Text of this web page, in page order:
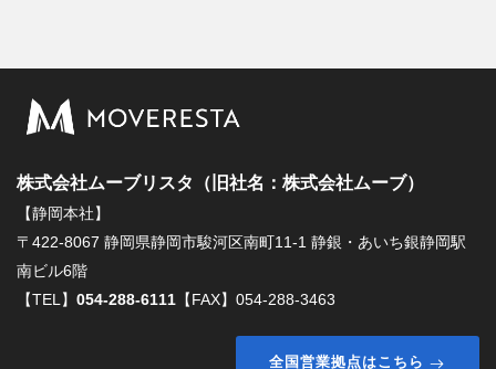
株式会社ムーブリスタ（旧社名：株式会社ムーブ）
【静岡本社】
〒422-8067 静岡県静岡市駿河区南町11-1 静銀・あいち銀静岡駅
南ビル6階
【TEL】 054-288-6111 【FAX】054-288-3463
全国営業拠点はこちら